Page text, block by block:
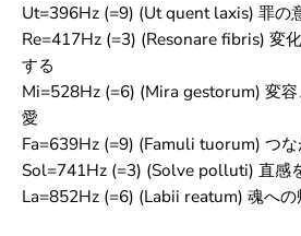
Ut=396Hz (=9) (Ut quent laxis) 罪の
Re=417Hz (=3) (Resonare fibris) 変
する
Mi=528Hz (=6) (Mira gestorum) 変容
愛
Fa=639Hz (=9) (Famuli tuorum) つな
Sol=741Hz (=3) (Solve polluti) 直感
La=852Hz (=6) (Labii reatum) 魂への